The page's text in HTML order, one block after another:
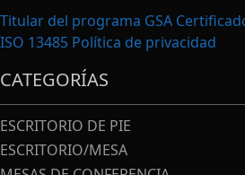
Titular del programa GSA
ISO 13485 Política de privacidad
CATEGORÍAS
ESCRITORIO DE PIE
ESCRITORIO/MESA